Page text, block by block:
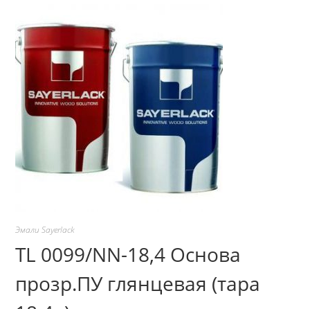
Эмали Sayerlack
TL 0099/NN-18,4 Основа
прозр.ПУ глянцевая (тара